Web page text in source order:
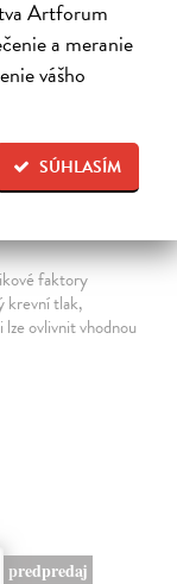
Artforum
a meranie
vášho
SÚHLASÍM
faktory
krevní tlak,
ovlivnit vhodnou
predpredaj